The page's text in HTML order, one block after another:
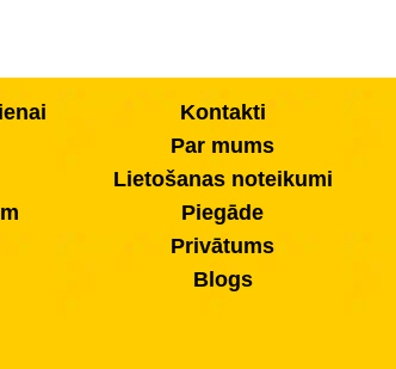
Kontakti
Par mums
Lietošanas noteikumi
Piegāde
Privātums
Blogs